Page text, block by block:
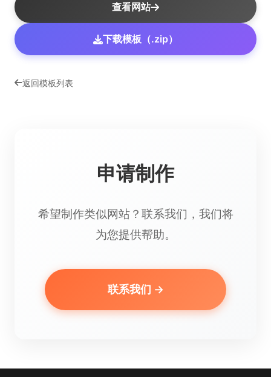
查看网站
下载模板（.zip）
返回模板列表
申请制作
希望制作类似网站？联系我们，我们将
为您提供帮助。
联系我们 →